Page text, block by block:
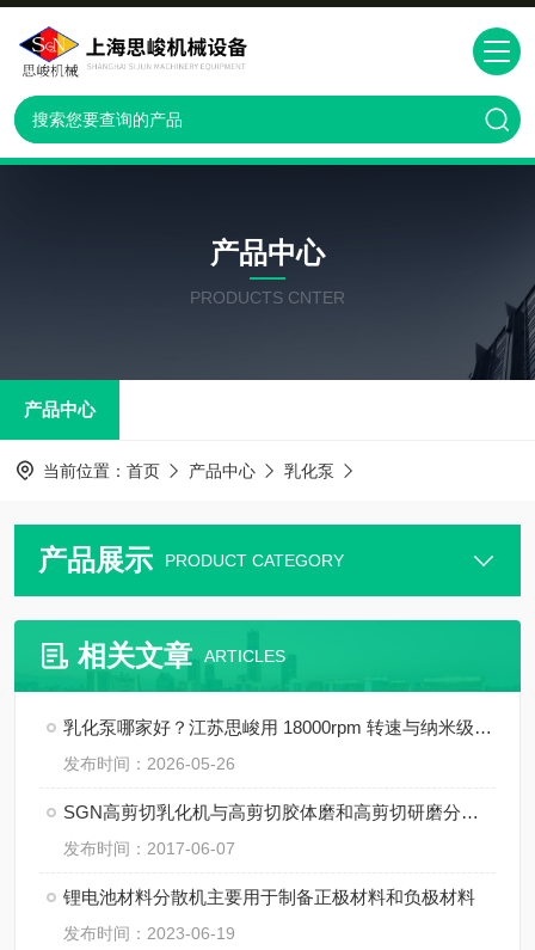
产品中心
PRODUCTS CNTER
产品中心
当前位置： 首页 产品中心 乳化泵
产品展示 PRODUCT CATEGORY
相关文章 ARTICLES
乳化泵哪家好？江苏思峻用 18000rpm 转速与纳米级粒径给出答案（附FAQ常见问题解答）
发布时间：2026-05-26
SGN高剪切乳化机与高剪切胶体磨和高剪切研磨分散机的区别
发布时间：2017-06-07
锂电池材料分散机主要用于制备正极材料和负极材料
发布时间：2023-06-19